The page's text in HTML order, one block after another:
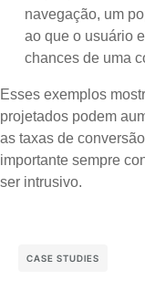
navegação, um
ao que o usuário
chances de uma
Esses exemplos
projetados podem
as taxas de
importante sempre
ser intrusivo.
CASE STUDIES